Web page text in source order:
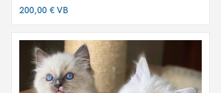
200,00 €VB